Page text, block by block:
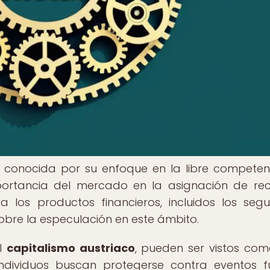
conocida por su enfoque en la libre
del mercado en la asignación de
los productos financieros, incluidos los
la especulación en este ámbito.
capitalismo austriaco, pueden ser vistos
buscan protegerse contra eventos